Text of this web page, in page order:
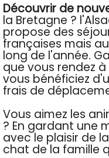
Découvrir de
la Bretagne ?
propose des
françaises mais
long de l'année.
que vous rendez
vous bénéficiez
frais de
Vous aimez les
? En gardant une
avec le plaisir de
chat de la famille